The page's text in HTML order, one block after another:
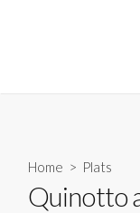
Home > Plats
Quinotto